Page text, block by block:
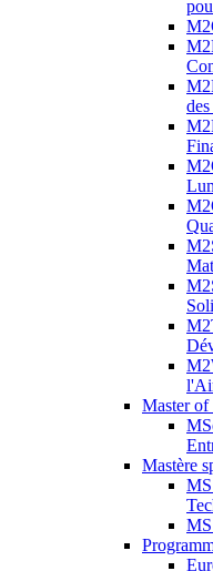
Master of
Mastère